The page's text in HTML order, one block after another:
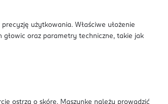
użytkowania. Właściwe ułożenie
oraz parametry techniczne, takie jak
ostrza o skórę. Maszynkę należy prowadzić